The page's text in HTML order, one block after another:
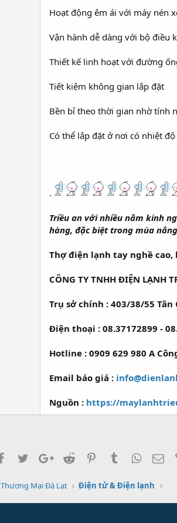
Hoạt động êm ái với máy nén
Vận hành dễ dàng với bộ điều
Thiết kế linh hoạt với đường
Tiết kiệm không gian lắp đặt
Bền bỉ theo thời gian nhờ tính
Có thể lắp đặt ở nơi có nhiệt
.
Triều an với nhiều năm kinh
hàng, đặc biệt trong mùa
Thợ điện lạnh tay nghề
CÔNG TY TNHH ĐIỆN LẠNH
Trụ sở chính : 403/38/55 Tân
Điện thoại : 08.37172899 -
Hotline : 0909 629 980 A
Email báo giá :
Nguồn : https://
FacebookTwitterGoogle+
Reddit PinterestTumblr
Thương Mại Đà Lạt Điện tử & Điện lạnh